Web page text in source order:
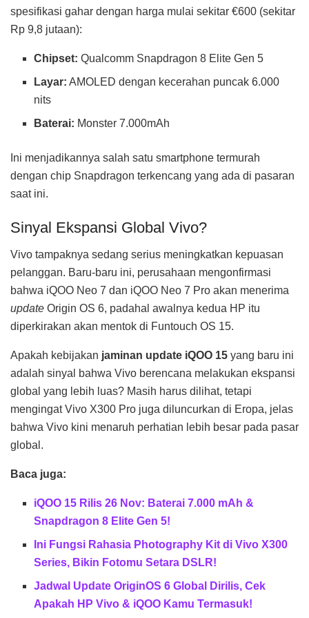
spesifikasi gahar dengan harga mulai sekitar €600 (sekitar
Rp 9,8 jutaan):
Chipset: Qualcomm Snapdragon 8 Elite Gen 5
Layar: AMOLED dengan kecerahan puncak 6.000
nits
Baterai: Monster 7.000mAh
Ini menjadikannya salah satu smartphone termurah
dengan chip Snapdragon terkencang yang ada di pasaran
saat ini.
Sinyal Ekspansi Global Vivo?
Vivo tampaknya sedang serius meningkatkan kepuasan
pelanggan. Baru-baru ini, perusahaan mengonfirmasi
bahwa iQOO Neo 7 dan iQOO Neo 7 Pro akan menerima
update Origin OS 6, padahal awalnya kedua HP itu
diperkirakan akan mentok di Funtouch OS 15.
Apakah kebijakan jaminan update iQOO 15 yang baru ini
adalah sinyal bahwa Vivo berencana melakukan ekspansi
global yang lebih luas? Masih harus dilihat, tetapi
mengingat Vivo X300 Pro juga diluncurkan di Eropa, jelas
bahwa Vivo kini menaruh perhatian lebih besar pada pasar
global.
Baca juga:
iQOO 15 Rilis 26 Nov: Baterai 7.000 mAh &
Snapdragon 8 Elite Gen 5!
Ini Fungsi Rahasia Photography Kit di Vivo X300
Series, Bikin Fotomu Setara DSLR!
Jadwal Update OriginOS 6 Global Dirilis, Cek
Apakah HP Vivo & iQOO Kamu Termasuk!